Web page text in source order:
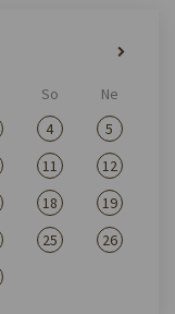
So
Ne
4
5
11
12
18
19
25
26